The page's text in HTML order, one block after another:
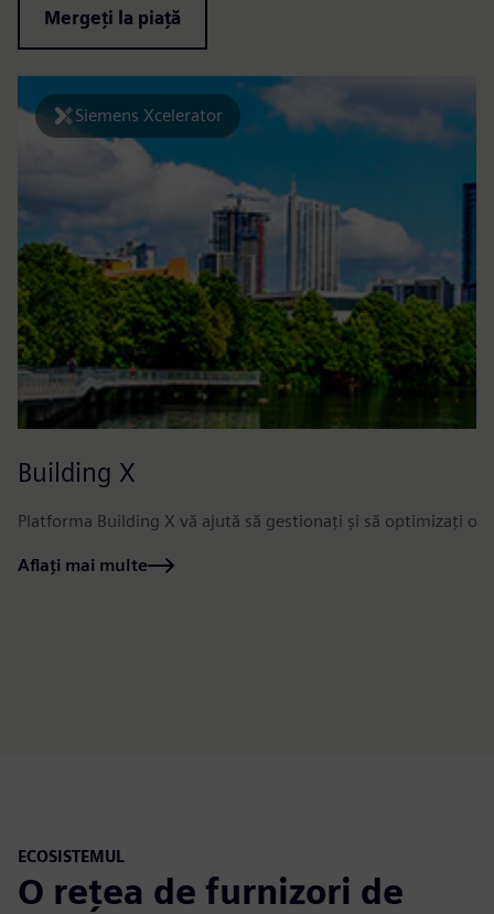
Mergeți la piață
Siemens Xcelerator
Building X
Platforma Building X vă ajută să gestionați și să optimizați
Aflați mai multe
ECOSISTEMUL
O rețea de furnizori de